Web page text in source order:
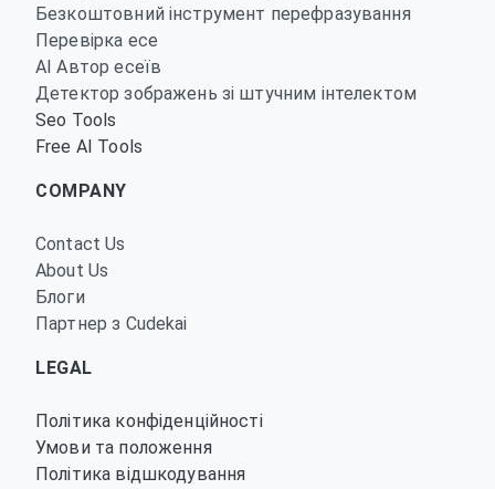
Безкоштовний інструмент перефразування
Перевірка есе
AI Автор есеїв
Детектор зображень зі штучним інтелектом
Seo Tools
Free AI Tools
COMPANY
Contact Us
About Us
Блоги
Партнер з Cudekai
LEGAL
Політика конфіденційності
Умови та положення
Політика відшкодування